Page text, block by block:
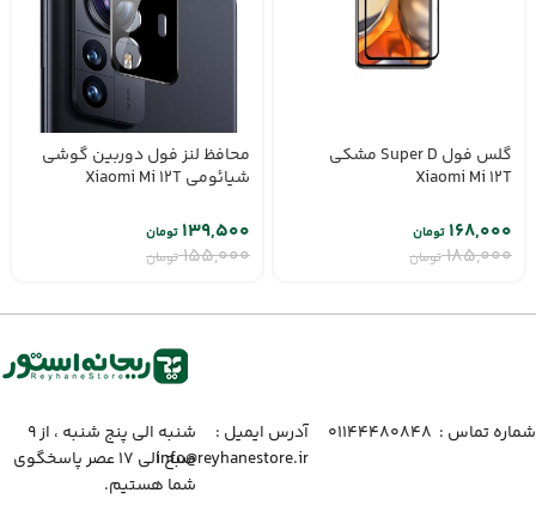
گلس فول Super D مشکی
Xiaomi Mi 12T
۱۸۵,۰۰۰ تومان
۱۶۸,۰۰۰ تومان
محافظ لنز فول دوربین گوشی
شیائومی Xiaomi Mi 12T
۱۵۵,۰۰۰ تومان
۱۳۹,۵۰۰ تومان
شماره تماس :‌ ۰۱۱۴۴۴۸۰۸۴۸
آدرس ایمیل :‌
info@reyhanestore.ir
شنبه الی پنج شنبه ، از ۹
صبح الی ۱۷ عصر پاسخگوی
شما هستیم.